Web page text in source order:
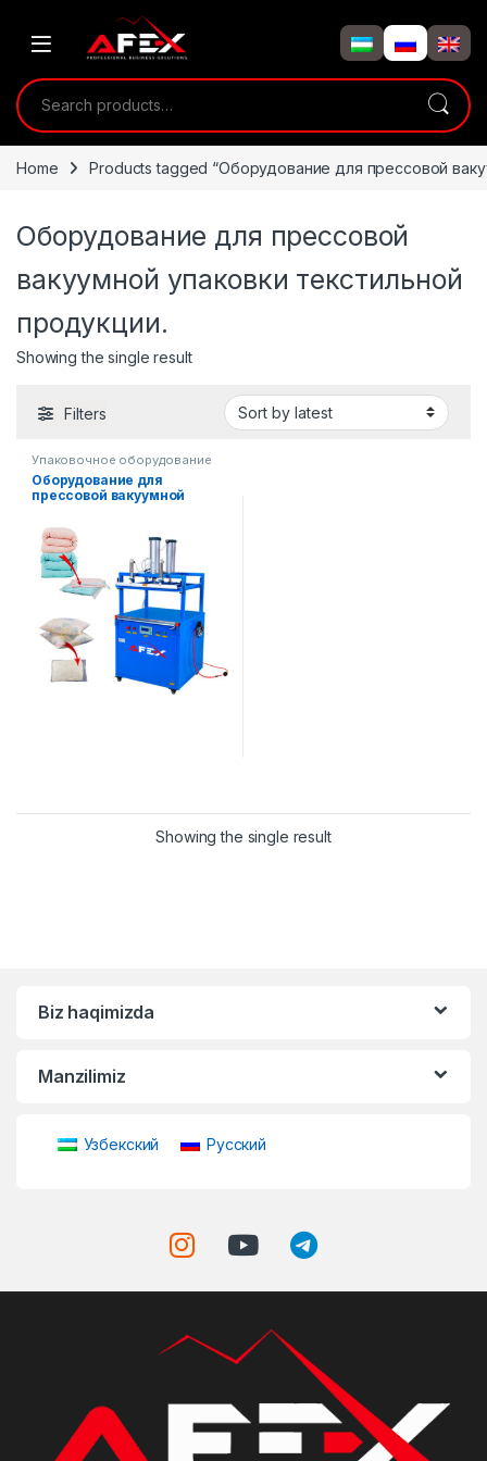
Search for:
Home Products tagged “Оборудование для прессовой
Оборудование для прессовой
вакуумной упаковки текстильной
продукции.
Showing the single result
Filters
Упаковочное оборудование
Оборудование для
прессовой вакуумной
продукции.
Showing the single result
Biz haqimizda
Manzilimiz
Узбекский Русский